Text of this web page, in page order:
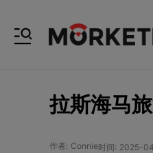
拉斯海马
作者: Connie时间: 2025-